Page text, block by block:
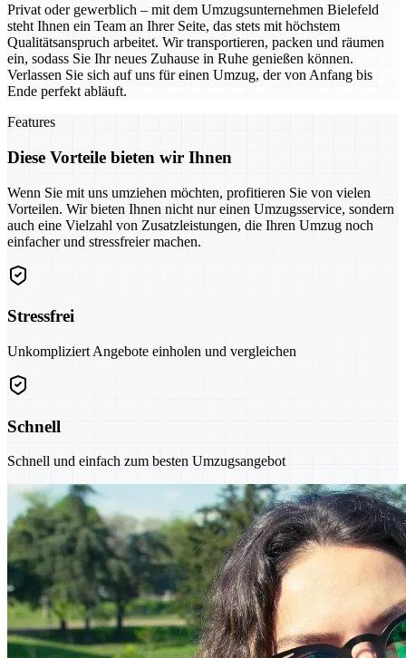
Privat oder gewerblich – mit dem Umzugsunternehmen Bielefeld
steht Ihnen ein Team an Ihrer Seite, das stets mit höchstem
Qualitätsanspruch arbeitet. Wir transportieren, packen und räumen
ein, sodass Sie Ihr neues Zuhause in Ruhe genießen können.
Verlassen Sie sich auf uns für einen Umzug, der von Anfang bis
Ende perfekt abläuft.
Features
Diese Vorteile bieten wir Ihnen
Wenn Sie mit uns umziehen möchten, profitieren Sie von vielen
Vorteilen. Wir bieten Ihnen nicht nur einen Umzugsservice, sondern
auch eine Vielzahl von Zusatzleistungen, die Ihren Umzug noch
einfacher und stressfreier machen.
Stressfrei
Unkompliziert Angebote einholen und vergleichen
Schnell
Schnell und einfach zum besten Umzugsangebot